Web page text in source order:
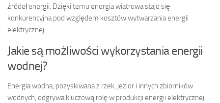
źródeł energii. Dzięki temu energia wiatrowa staje się
konkurencyjna pod względem kosztów wytwarzania energii
elektrycznej.
Jakie są możliwości wykorzystania energii
wodnej?
Energia wodna, pozyskiwana z rzek, jezior i innych zbiorników
wodnych, odgrywa kluczową rolę w produkcji energii elektrycznej.